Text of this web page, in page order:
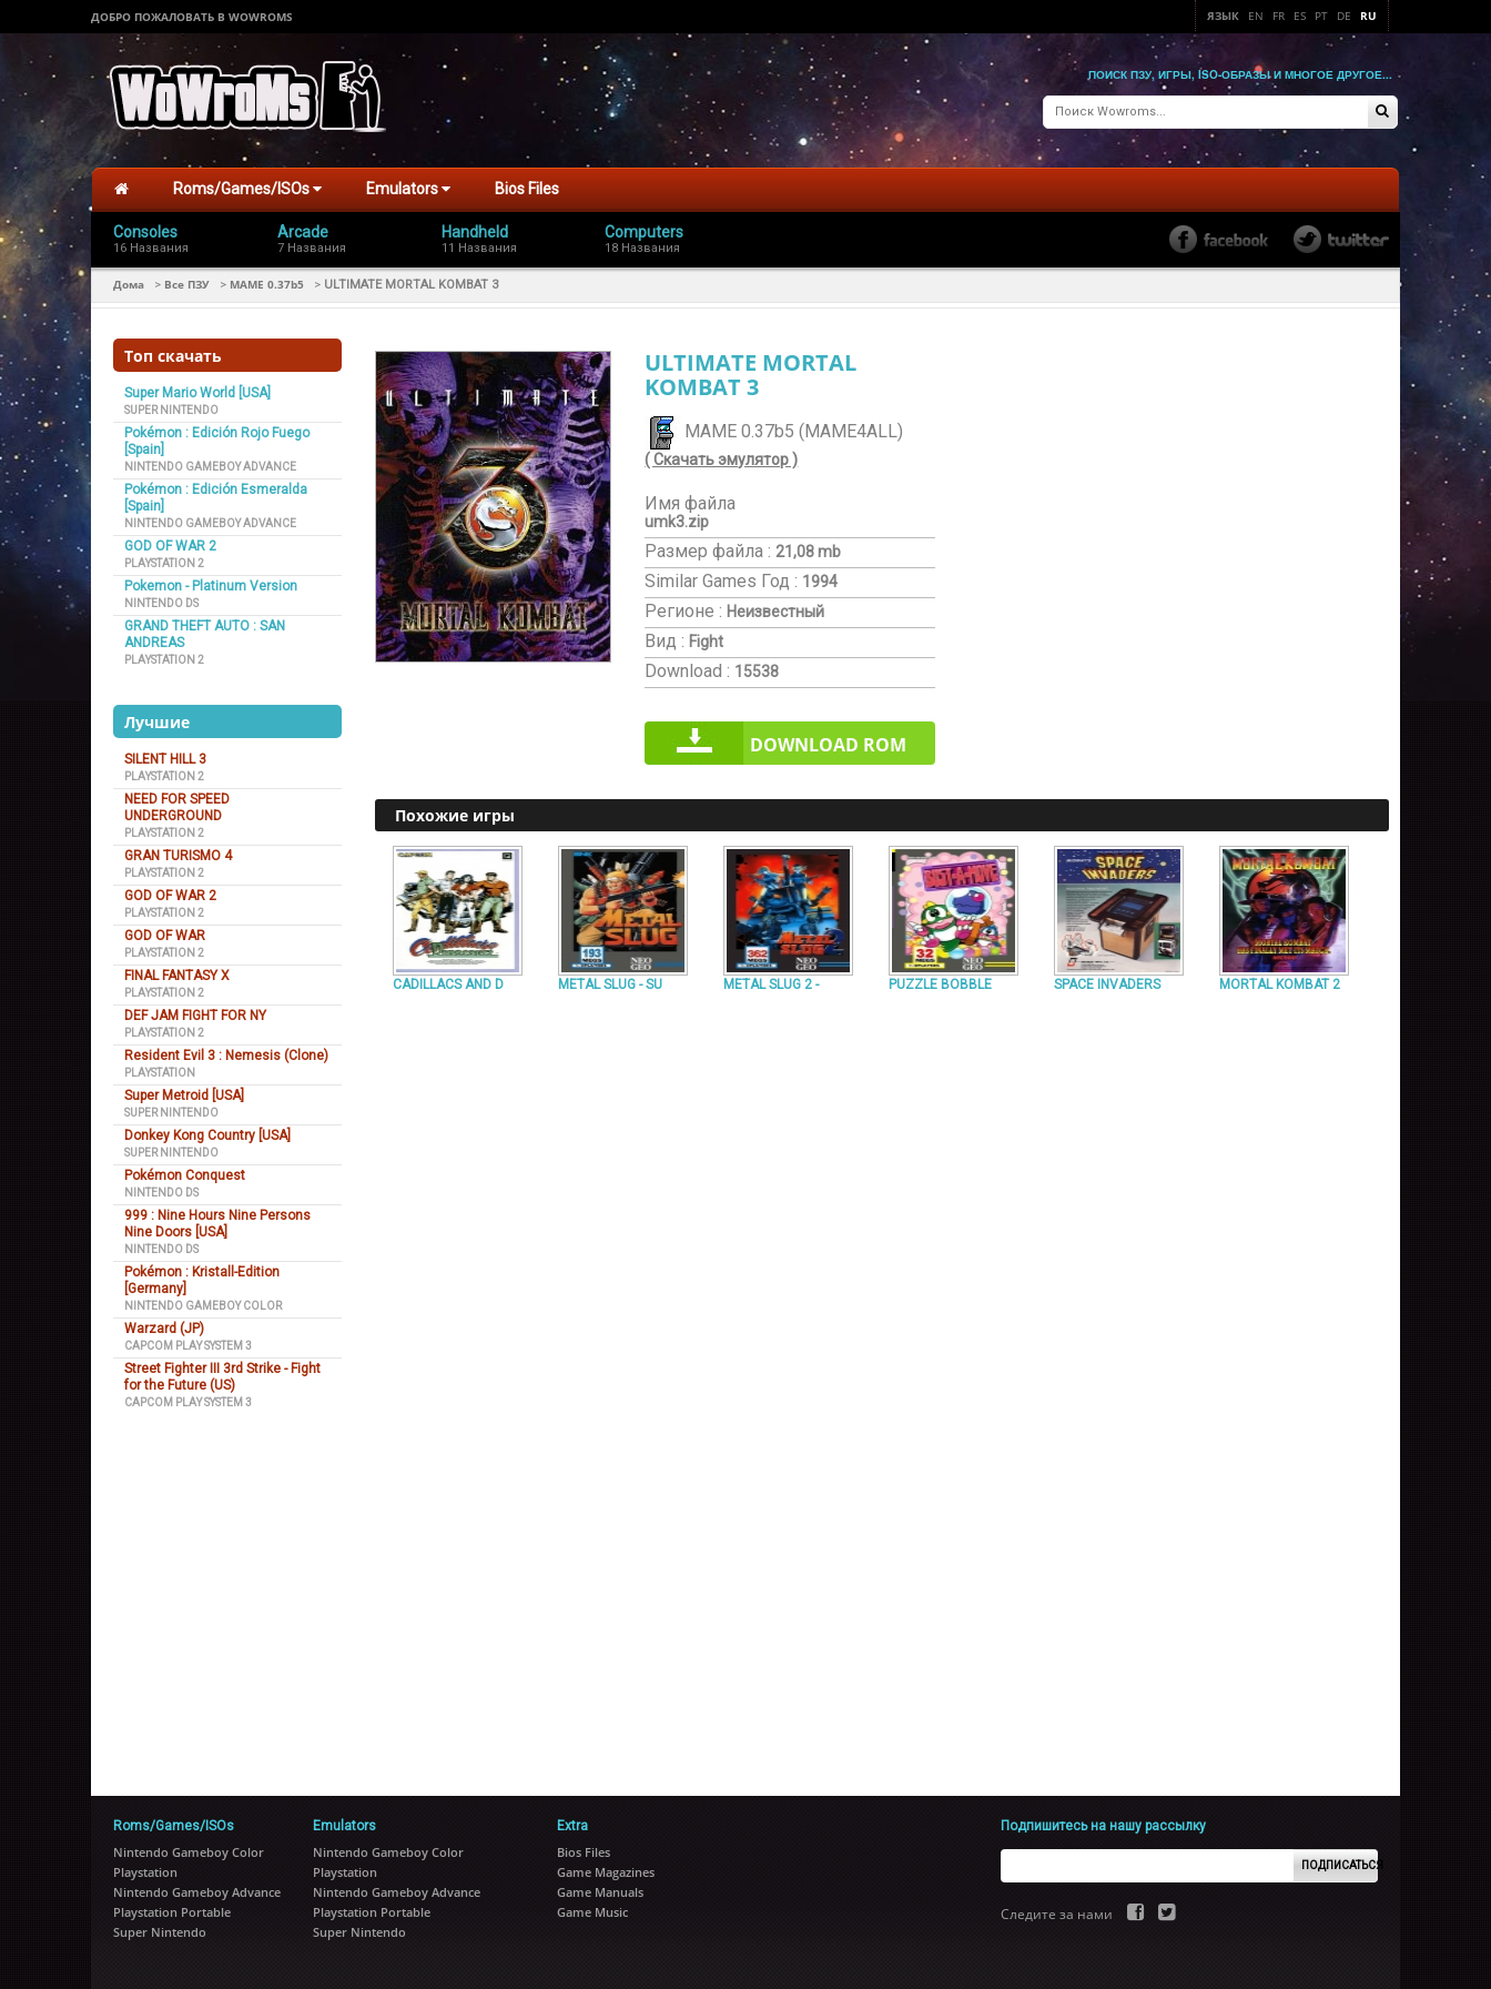
ДОБРО ПОЖАЛОВАТЬ В WOWROMS ЯЗЫК EN FR ES PT DE RU
ПОИСК ПЗУ, ИГРЫ, ISO-ОБРАЗЫ И МНОГОЕ ДРУГОЕ...
Roms/Games/ISOs Emulators Bios Files
Consoles
16 Названия
Arcade
7 Названия
Handheld
11 Названия
Computers
18 Названия
Дома > Все ПЗУ > MAME 0.37b5 > ULTIMATE MORTAL KOMBAT 3
Топ скачать
Super Mario World [USA]
SUPER NINTENDO
Pokémon : Edición Rojo Fuego
[Spain]
NINTENDO GAMEBOY ADVANCE
Pokémon : Edición Esmeralda
[Spain]
NINTENDO GAMEBOY ADVANCE
GOD OF WAR 2
PLAYSTATION 2
Pokemon - Platinum Version
NINTENDO DS
GRAND THEFT AUTO : SAN
ANDREAS
PLAYSTATION 2
Лучшие
SILENT HILL 3
PLAYSTATION 2
NEED FOR SPEED
UNDERGROUND
PLAYSTATION 2
GRAN TURISMO 4
PLAYSTATION 2
GOD OF WAR 2
PLAYSTATION 2
GOD OF WAR
PLAYSTATION 2
FINAL FANTASY X
PLAYSTATION 2
DEF JAM FIGHT FOR NY
PLAYSTATION 2
Resident Evil 3 : Nemesis (Clone)
PLAYSTATION
Super Metroid [USA]
SUPER NINTENDO
Donkey Kong Country [USA]
SUPER NINTENDO
Pokémon Conquest
NINTENDO DS
999 : Nine Hours Nine Persons
Nine Doors [USA]
NINTENDO DS
Pokémon : Kristall-Edition
[Germany]
NINTENDO GAMEBOY COLOR
Warzard (JP)
CAPCOM PLAY SYSTEM 3
Street Fighter III 3rd Strike - Fight
for the Future (US)
CAPCOM PLAY SYSTEM 3
ULTIMATE MORTAL
KOMBAT 3
MAME 0.37b5 (MAME4ALL)
( Скачать эмулятор )
Имя файла
umk3.zip
Размер файла : 21,08 mb
Similar Games Год : 1994
Регионе : Неизвестный
Вид : Fight
Download : 15538
DOWNLOAD ROM
Похожие игры
CADILLACS AND D METAL SLUG - SU METAL SLUG 2 - PUZZLE BOBBLE SPACE INVADERS MORTAL KOMBAT 2
Roms/Games/ISOs
Nintendo Gameboy Color
Playstation
Nintendo Gameboy Advance
Playstation Portable
Super Nintendo
Emulators
Nintendo Gameboy Color
Playstation
Nintendo Gameboy Advance
Playstation Portable
Super Nintendo
Extra
Bios Files
Game Magazines
Game Manuals
Game Music
Подпишитесь на нашу рассылку
ПОДПИСАТЬСЯ
Следите за нами